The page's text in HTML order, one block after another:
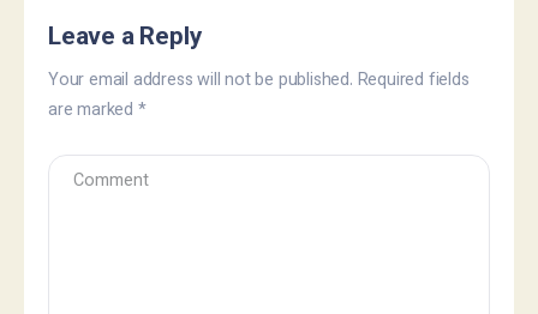
Leave a Reply
Your email address will not be published. Required fields
are marked *